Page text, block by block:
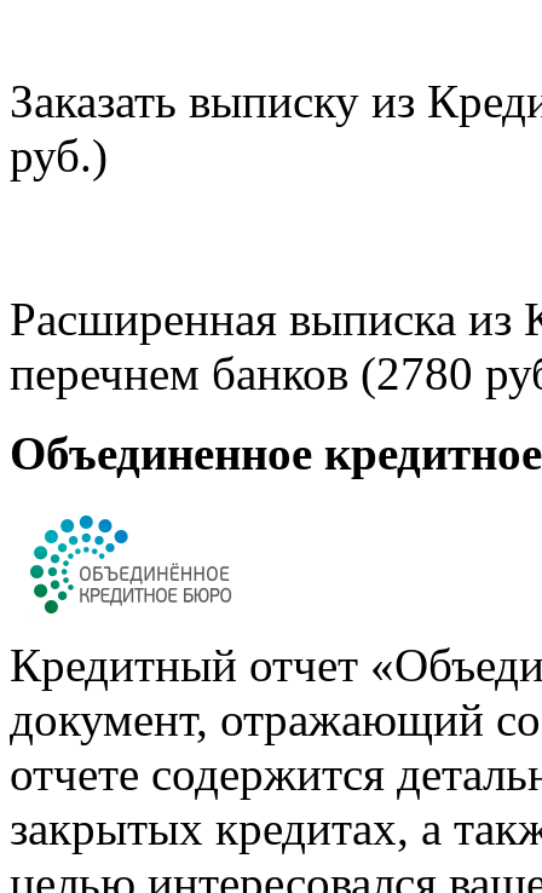
Заказать выписку из
руб.)
Расширенная выписка из
перечнем банков (2780
Объединенное
Кредитный отчет
документ, отражающий
отчете содержится
закрытых кредитах, а